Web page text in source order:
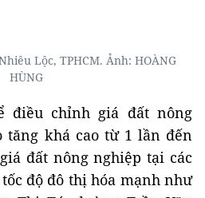
tăng khá cao từ 1 lần đến
đất nông nghiệp tại các
Thị Tú, đường Trần Văn
thì hệ số K lên đến 10,12
tuyến đường tại xã Hồ
đến 10,56 lần đối với đất